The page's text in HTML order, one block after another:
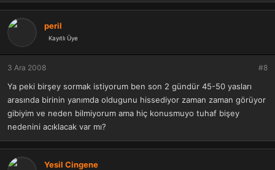
peril
Kayıtlı Üye
3 Ara 2008 #8
Ya peki birşey sormak istiyorum ben son 2 gündür 45-50 yasları
arasında birinin yanımda oldugunu hissediyor zaman zaman görüyor
gibiyim ve neden bilmiyorum ama hiç konusmuyo tuhaf bişey
nedenini acıklacak var mı?
Yesil Cingene